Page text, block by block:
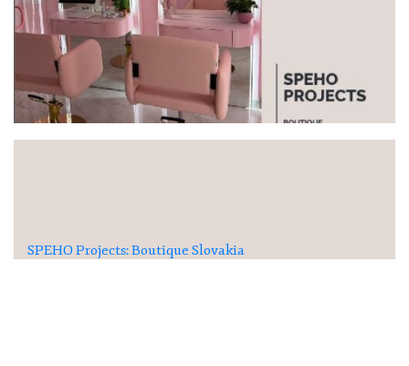
SPEHO Projects: Boutique Slovakia